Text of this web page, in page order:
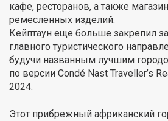
кафе, ресторанов, а также
ремесленных изделий.
Кейптаун еще больше закрепил за
главного туристического
будучи названным лучшим
по версии Condé Nast Traveller’s
2024.
Этот прибрежный африканский